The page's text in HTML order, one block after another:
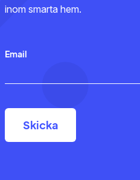
inom smarta hem.
Email